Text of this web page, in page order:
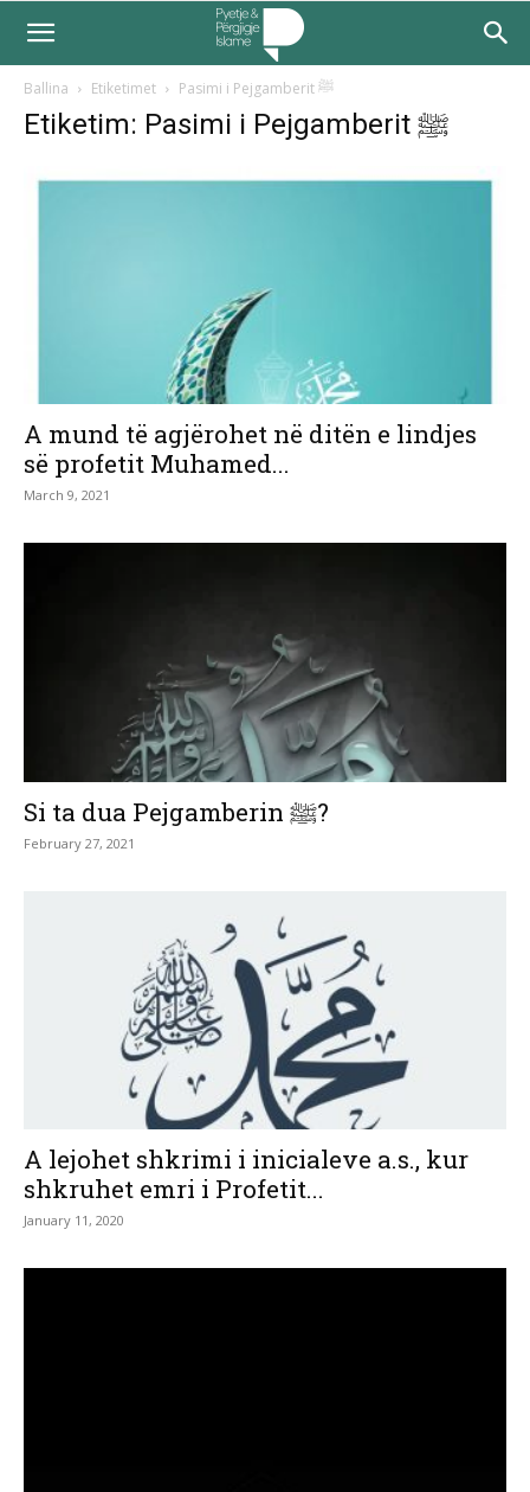
Ballina Etiketimet Pasimi i Pejgamberit ﷺ
Etiketim: Pasimi i Pejgamberit ﷺ
A mund të agjërohet në ditën e lindjes
së profetit Muhamed...
March 9, 2021
Si ta dua Pejgamberin ﷺ?
February 27, 2021
A lejohet shkrimi i inicialeve a.s., kur
shkruhet emri i Profetit...
January 11, 2020